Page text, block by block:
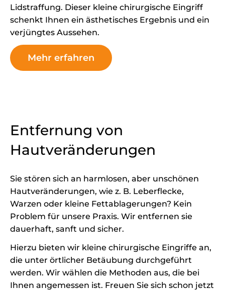
Lidstraffung. Dieser kleine chirurgische Eingriff
schenkt Ihnen ein ästhetisches Ergebnis und ein
verjüngtes Aussehen.
Mehr erfahren
Entfernung von
Hautveränderungen
Sie stören sich an harmlosen, aber unschönen
Hautveränderungen, wie z. B. Leberflecke,
Warzen oder kleine Fettablagerungen? Kein
Problem für unsere Praxis. Wir entfernen sie
dauerhaft, sanft und sicher.
Hierzu bieten wir kleine chirurgische Eingriffe an,
die unter örtlicher Betäubung durchgeführt
werden. Wir wählen die Methoden aus, die bei
Ihnen angemessen ist. Freuen Sie sich schon jetzt